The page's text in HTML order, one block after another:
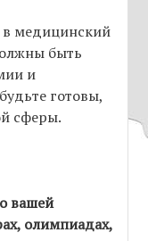
в медицинский
быть
и
готовы,
сферы.
вашей
олимпиадах,